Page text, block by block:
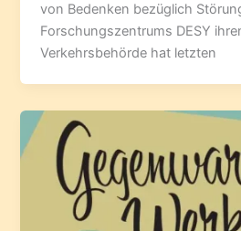
von Bedenken bezüglich
Forschungszentrums DESY
Verkehrsbehörde hat letzten